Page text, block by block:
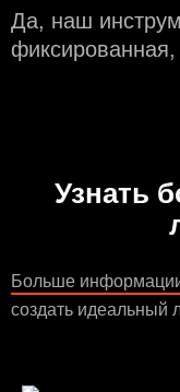
Да, наш
Узнать
Больше
создать идеальный